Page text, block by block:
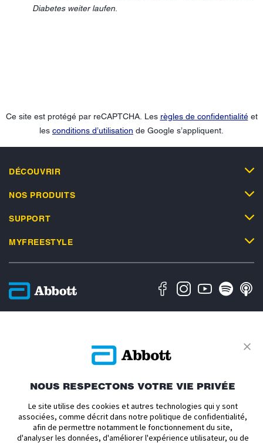
Diabetes weiter laufen
Ce site est protégé par reCAPTCHA. Les règles de confidentialitéet
les conditions d’utilisation de Google s’appliquent.
DÉCOUVRIR
NOS PRODUITS
SUPPORT
MYFREESTYLE
Politique relative aux cookies
FreeStyle, Libre, et les marques commerciales associées sont des marques
d’Abbott. mylife et YpsoPump sont des marques déposées de Ypsomed AG.
CamAPS et une marque déposée de Camdiab Ltd. Omnipod et le logo
Omnipod sont des marques déposées d’Insulet Corporation et sont utilisées
NOUS RESPECTONS VOTRE VIE PRIVÉE
Le site utilise des cookies et autres technologies qui y sont
associées, comme décrit dans notre politique de confidentialité,
afin de permettre notamment le fonctionnement du site,
d'analyser les données, d'améliorer l'expérience utilisateur, ou de